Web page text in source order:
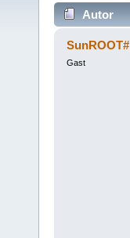
Autor
SunROOT#
Gast